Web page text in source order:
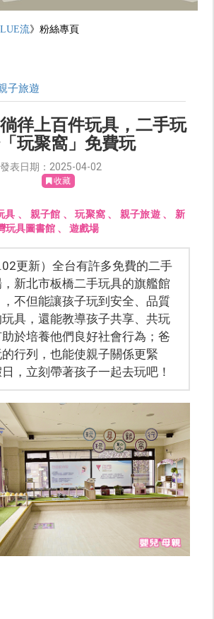
流》粉絲專頁
子旅遊
徉上百件玩具，二手玩
玩聚窩」免費玩
表日期：2025-04-02
收藏
具 、 親子館 、玩聚窩 、 親子旅遊 、 新
玩具圖書館 、遊戲場
更新）全台有許多免費的二手
新北市板橋二手玩具的旗艦館
，不但能讓孩子玩到安全、品質
具，還能教導孩子共享、共玩
於培養他們良好社會行為；爸
行列，也能使親子關係更緊
，立刻帶著孩子一起去玩吧！